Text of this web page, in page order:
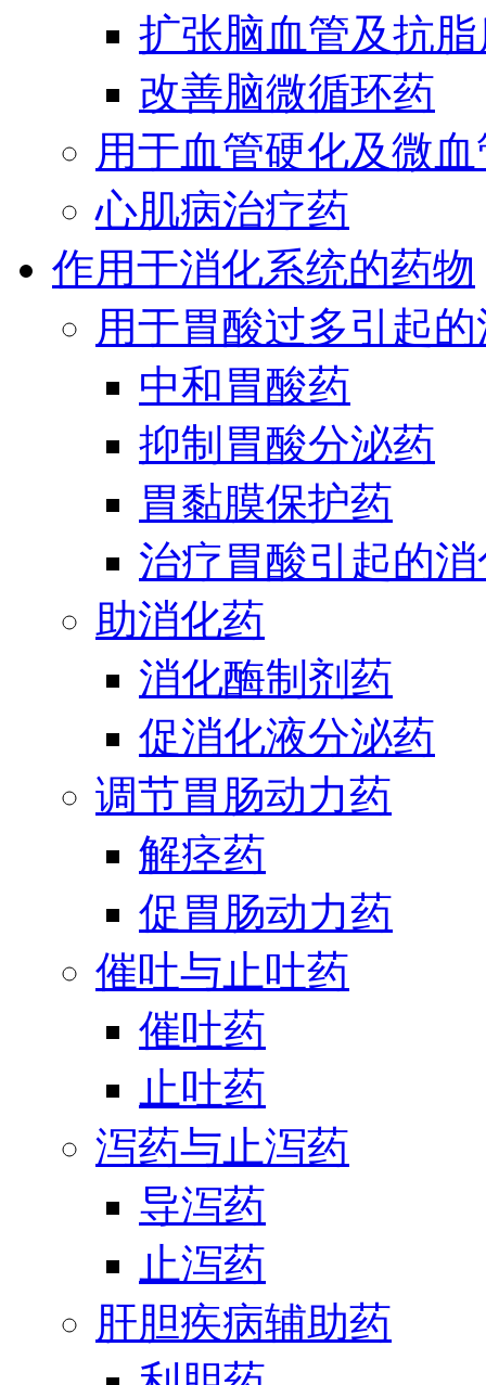
扩张脑血管及抗
改善脑微循环药
用于血管硬化及微
心肌病治疗药
作用于消化系统的药物
用于胃酸过多引起
中和胃酸药
抑制胃酸分泌药
胃黏膜保护药
治疗胃酸引起的
助消化药
消化酶制剂药
促消化液分泌药
调节胃肠动力药
解痉药
促胃肠动力药
催吐与止吐药
催吐药
止吐药
泻药与止泻药
导泻药
止泻药
肝胆疾病辅助药